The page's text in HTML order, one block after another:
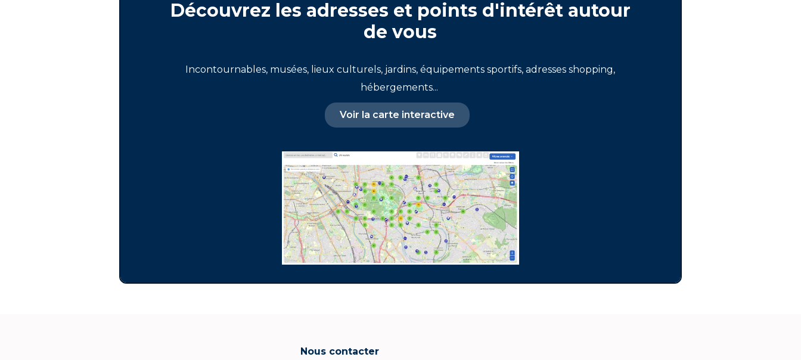
Découvrez les adresses et points d'intérêt autour
de vous
Incontournables, musées, lieux culturels, jardins, équipements sportifs, adresses shopping,
hébergements...
Voir la carte interactive
Nous contacter